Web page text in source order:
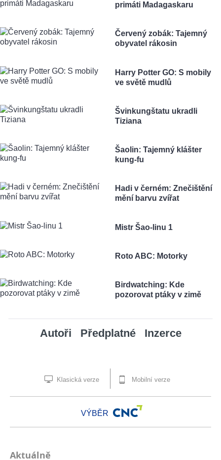
primáti Madagaskaru
Červený zobák: Tajemný
obyvatel rákosin
Harry Potter GO: S mobily
ve světě mudlů
Švinkungštatu ukradli
Tiziana
Šaolin: Tajemný klášter
kung-fu
Hadi v černém: Znečištění
mění barvu zvířat
Mistr Šao-linu 1
Roto ABC: Motorky
Birdwatching: Kde
pozorovat ptáky v zimě
Autoři Předplatné Inzerce
Klasická verze Mobilní verze
VÝBĚR
Aktuálně